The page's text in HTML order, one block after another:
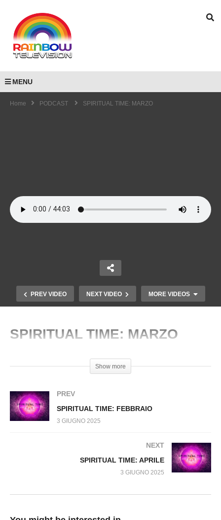
MENU
Home PODCAST SPIRITUAL TIME: MARZO
PREV VIDEO NEXT VIDEO MORE VIDEOS
PARENTAL COACH: MARZO
SPIRITUAL TIME: MARZO
Show more
PREV
SPIRITUAL TIME: FEBBRAIO
3 GIUGNO 2025
NEXT
SPIRITUAL TIME: APRILE
3 GIUGNO 2025